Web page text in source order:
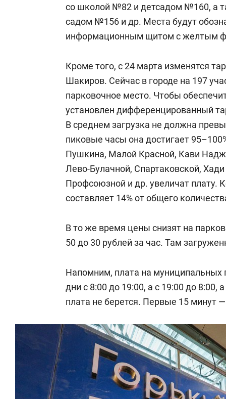
со школой №82 и детсадом №160, а
садом №156 и др. Места будут
информационным щитом с желтым
Кроме того, с 24 марта изменятся
Шакиров. Сейчас в городе на 197
парковочное место. Чтобы
установлен дифференцированный
В среднем загрузка не должна
пиковые часы она достигает
Пушкина, Малой Красной, Кави
Лево-Булачной, Спартаковской,
Профсоюзной и др. увеличат плату.
составляет 14% от общего
В то же время цены снизят на
50 до 30 рублей за час. Там
Напомним, плата на муниципальных
дни с 8:00 до 19:00, а с 19:00 до
плата не берется. Первые 15 минут